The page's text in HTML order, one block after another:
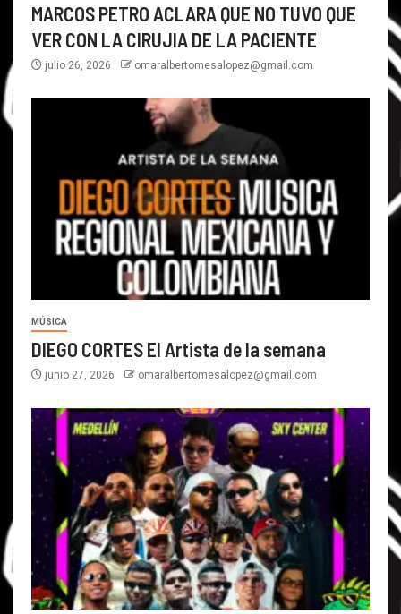
MARCOS PETRO ACLARA QUE NO TUVO QUE
VER CON LA CIRUJIA DE LA PACIENTE
julio 26, 2026 omaralbertomesalopez@gmail.com
MÚSICA
DIEGO CORTES El Artista de la semana
junio 27, 2026 omaralbertomesalopez@gmail.com